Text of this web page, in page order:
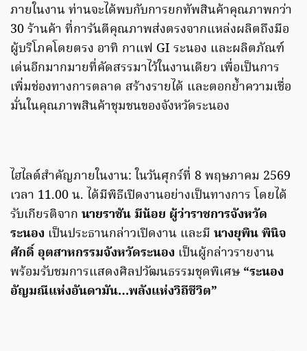
ภายในงาน ท่านจะได้พบกับการยกทัพสินค้าคุณภาพกว่า
30 ร้านค้า ที่การันตีคุณภาพส่งตรงจากแหล่งผลิตถึงมือ
ผู้บริโภคโดยตรง อาทิ กาแฟ GI ระนอง และผลิตภัณฑ์
เด่นอีกมากมายที่คัดสรรมาไว้ในงานเดียว เพื่อเป็นการ
เพิ่มช่องทางการตลาด สร้างรายได้ และตอกย้ำความเชื่อ
มั่นในคุณภาพสินค้าชุมชนของจังหวัดระนอง
ไฮไลต์สำคัญภายในงาน: ในวันศุกร์ที่ 8 พฤษภาคม 2569
เวลา 11.00 น. ได้มีพิธีเปิดงานอย่างเป็นทางการ โดยได้
รับเกียรติจาก นายราชัน มีน้อย ผู้ว่าราชการจังหวัด
ระนอง เป็นประธานกล่าวเปิดงาน และมี นางยุพิน พินิจ
ศักดิ์ อุตสาหกรรมจังหวัดระนอง เป็นผู้กล่าวรายงาน
พร้อมรับชมการแสดงศิลปวัฒนธรรมชุดพิเศษ “ระนอง
อัญมณีแห่งอันดามัน…พลังแห่งวิถีชีวิต”